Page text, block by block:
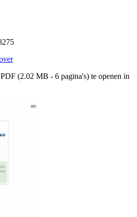
(2.02 MB - 6 pagina's) te openen in